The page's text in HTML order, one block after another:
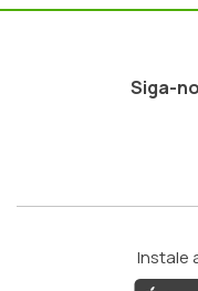
Siga-
Instale